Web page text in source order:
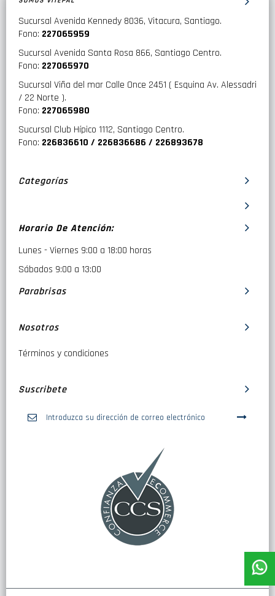
Sucursal Avenida Kennedy 8036, Vitacura, Santiago.
Fono: 227065959
Sucursal Avenida Santa Rosa 866, Santiago Centro.
Fono: 227065970
Sucursal Viña del mar Calle Once 2451 ( Esquina Av. Alessadri
/ 22 Norte ).
Fono: 227065980
Sucursal Club Hípico 1112, Santiago Centro.
Fono: 226836610 / 226836686 / 226893678
Categorías
Horario De Atención:
Lunes - Viernes 9:00 a 18:00 horas
Sábados 9:00 a 13:00
Parabrisas
Nosotros
Términos y condiciones
Suscribete